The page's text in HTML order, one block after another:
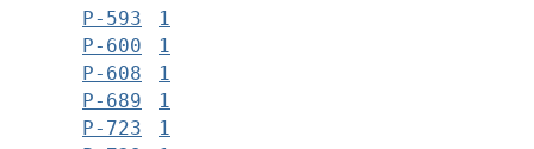
Р-593
1
Р-600
1
Р-608
1
Р-689
1
Р-723
1